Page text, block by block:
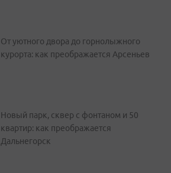
От уютного двора до горнолыжного
курорта: как преображается Арсеньев
Новый парк, сквер с фонтаном и 50
квартир: как преображается
Дальнегорск